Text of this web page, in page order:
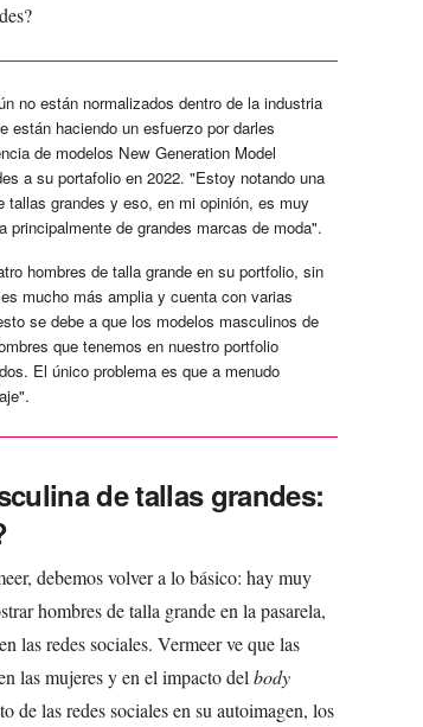
no están normalizados dentro de la industria
están haciendo un esfuerzo por darles
de modelos New Generation Model
a su portafolio en 2022. "Estoy notando una
tallas grandes y eso, en mi opinión, es muy
de grandes marcas de moda".
hombres de talla grande en su portfolio, sin
mucho más amplia y cuenta con varias
se debe a que los modelos masculinos de
que tenemos en nuestro portfolio
El único problema es que a menudo
de tallas grandes:
debemos volver a lo básico: hay muy
hombres de talla grande en la pasarela,
las redes sociales. Vermeer ve que las
las mujeres y en el impacto del body
de las redes sociales en su autoimagen, los